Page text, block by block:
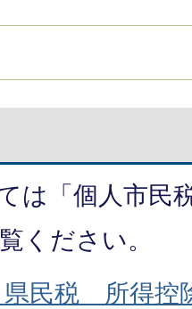
は「個人市
ください。
県民税 所得控